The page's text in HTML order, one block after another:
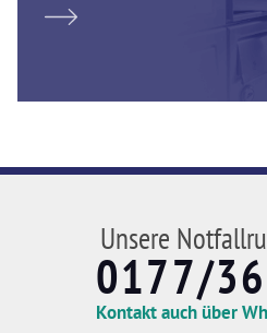
Unsere
0177/
Kontakt auch über